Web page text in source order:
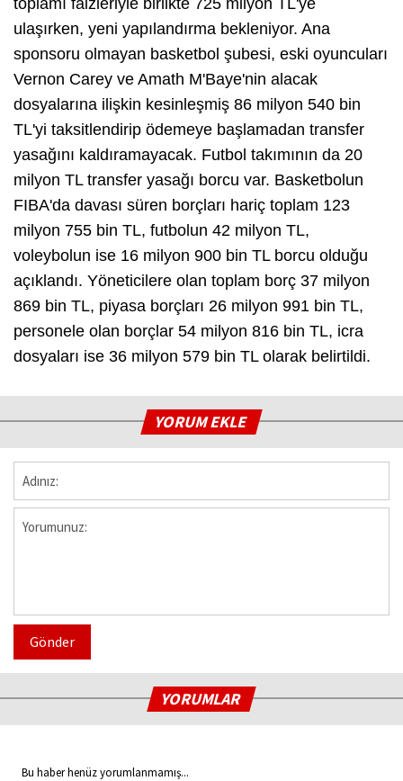
ulaşırken, yeni yapılandırma bekleniyor. Ana
sponsoru olmayan basketbol şubesi, eski oyuncuları
Vernon Carey ve Amath M'Baye'nin alacak
dosyalarına ilişkin kesinleşmiş 86 milyon 540 bin
TL'yi taksitlendirip ödemeye başlamadan transfer
yasağını kaldıramayacak. Futbol takımının da 20
milyon TL transfer yasağı borcu var. Basketbolun
FIBA'da davası süren borçları hariç toplam 123
milyon 755 bin TL, futbolun 42 milyon TL,
voleybolun ise 16 milyon 900 bin TL borcu olduğu
açıklandı. Yöneticilere olan toplam borç 37 milyon
869 bin TL, piyasa borçları 26 milyon 991 bin TL,
personele olan borçlar 54 milyon 816 bin TL, icra
dosyaları ise 36 milyon 579 bin TL olarak belirtildi.
YORUM EKLE
Gönder
YORUMLAR
Bu haber henüz yorumlanmamış...